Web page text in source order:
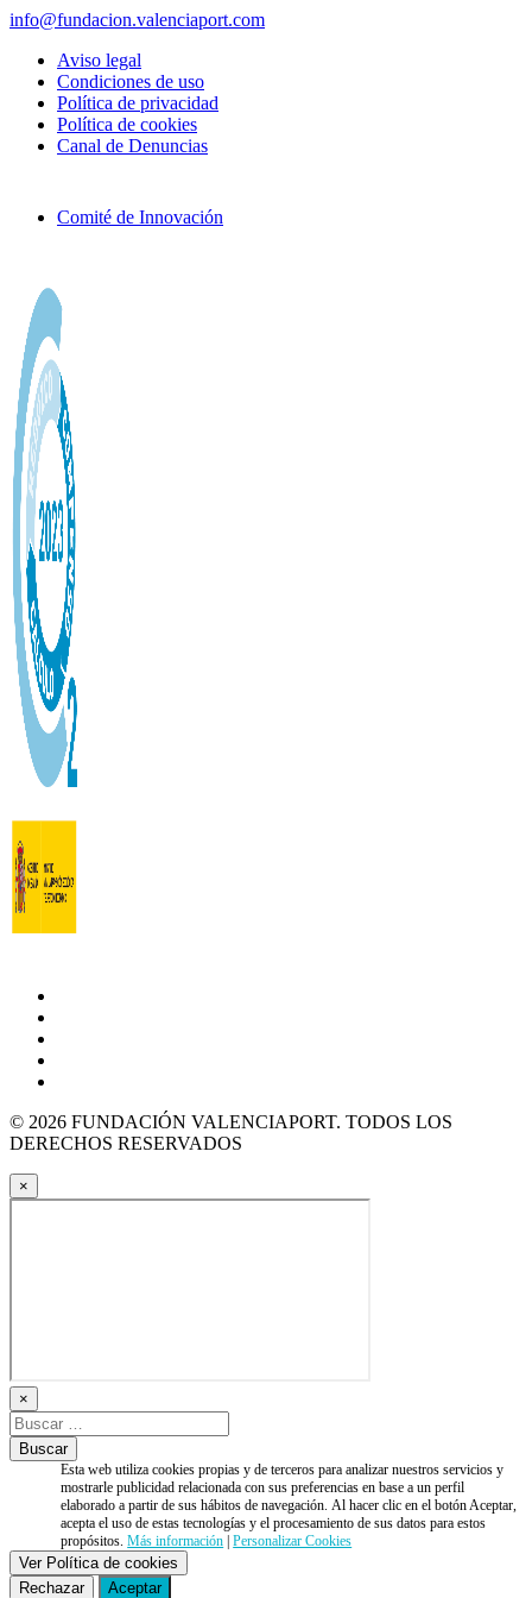
info@fundacion.valenciaport.com
Aviso legal
Condiciones de uso
Política de privacidad
Política de cookies
Canal de Denuncias
Comité de Innovación
© 2026 FUNDACIÓN VALENCIAPORT. TODOS LOS
DERECHOS RESERVADOS
×
×
Esta web utiliza cookies propias y de terceros para analizar nuestros servicios y
mostrarle publicidad relacionada con sus preferencias en base a un perfil
elaborado a partir de sus hábitos de navegación. Al hacer clic en el botón Aceptar,
acepta el uso de estas tecnologías y el procesamiento de sus datos para estos
propósitos.Más información |Personalizar Cookies
Ver Política de cookies
Rechazar
Aceptar